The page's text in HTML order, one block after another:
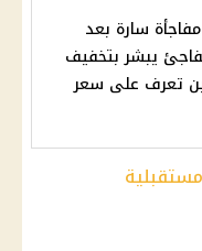
سارة بعد
مفاجئ يبشر بتخفيف
تعرف على سعر